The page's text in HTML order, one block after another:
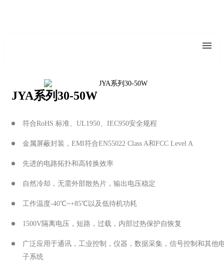
JYA系列30-50W
符合RoHS 标准、UL1950、IEC950安全规程
金属屏蔽封装，EMI符合EN55022 Class A和FCC Level A
先进的电路拓扑和高转换效率
自然冷却，无需外部散热片，输出电压稳定
工作温度-40℃~+85℃以及低待机功耗
1500V隔离电压，短路，过载，内部过热保护自恢复
广泛应用于通讯，工业控制，仪器，数据采集，信号控制和其他
子系统